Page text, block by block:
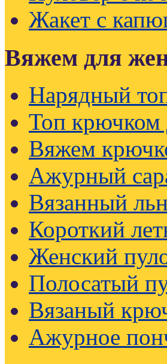
Жакет с
Вяжем для
Нарядный
Топ крючком
Вяжем
Ажурный
Вязанный
Короткий
Женский
Полосатый
Вязаный
Ажурное